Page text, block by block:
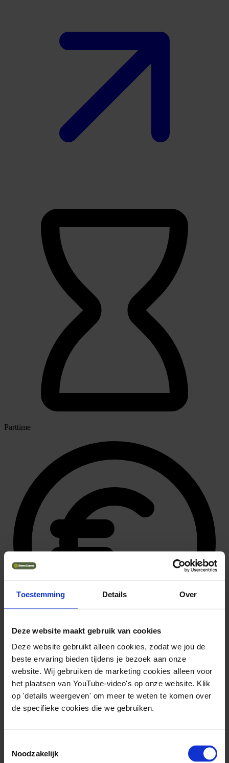
Toestemming Details Over
Deze website maakt gebruik van cookies
Deze website gebruikt alleen cookies, zodat we jou de
beste ervaring bieden tijdens je bezoek aan onze
website. Wij gebruiken de marketing cookies alleen voor
het plaatsen van YouTube-video's op onze website. Klik
op 'details weergeven' om meer te weten te komen over
de specifieke cookies die we gebruiken.
Noodzakelijk
Parttime
35.549 ~ 49.753